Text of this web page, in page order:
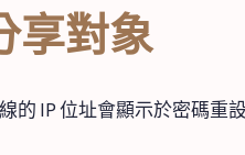
享對象
IP 位址會顯示於密碼重